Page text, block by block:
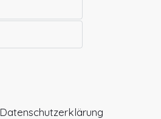
Datenschutzerklärung